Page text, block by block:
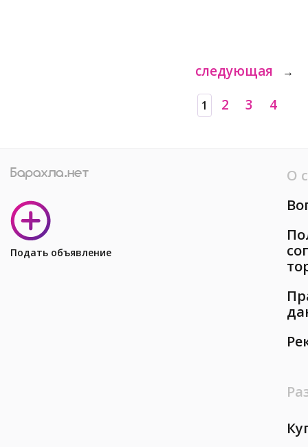
следующая →
1 2 3 4
Подать объявление
О